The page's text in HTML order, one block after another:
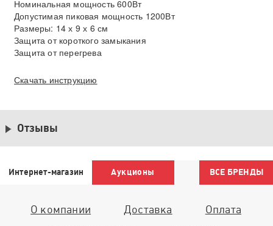
Номинальная мощность 600Вт
Допустимая пиковая мощность 1200Вт
Размеры: 14 х 9 х 6 см
Защита от короткого замыкания
Защита от перегрева
Скачать инструкцию
Отзывы
Интернет-магазин Аукционы ВСЕ БРЕНДЫ
О компании Доставка
Оплата